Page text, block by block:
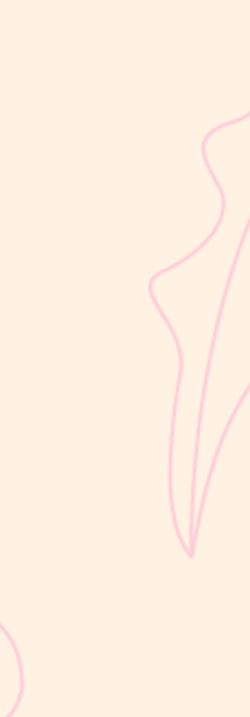
bahkan sebelum Moms mengalami haid
sering kali tidak disadari karena ovulasi dapat
siklus menstruasi kembali. Artinya,
merupakan metode kontrasepsi hormonal yang